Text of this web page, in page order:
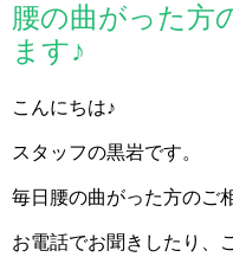
腰の曲がった方
ます♪
こんにちは♪
スタッフの黒岩です。
毎日腰の曲がった方のご
お電話でお聞きしたり、